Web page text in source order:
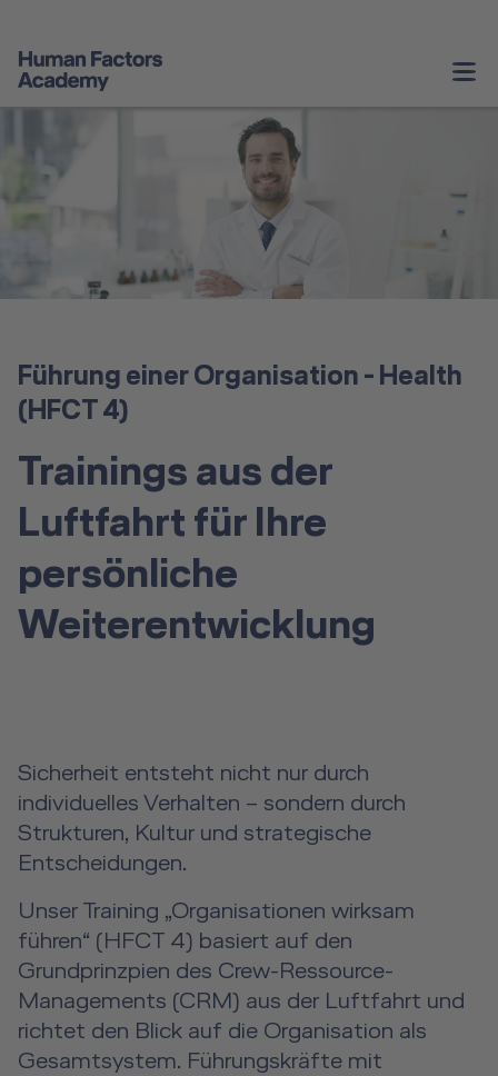
Unternehmenstrainings
Persönliche
Weiterentwicklung
Service & Informationen
Über Uns
Führung einer Organisation - Health
(HFCT 4)
Trainings aus der
Luftfahrt für Ihre
persönliche
Weiterentwicklung
Sicherheit entsteht nicht nur durch
individuelles Verhalten – sondern durch
Strukturen, Kultur und strategische
Entscheidungen.
Unser Training „Organisationen wirksam
führen“ (HFCT 4) basiert auf den
Grundprinzpien des Crew-Ressource-
Managements (CRM) aus der Luftfahrt und
richtet den Blick auf die Organisation als
Gesamtsystem. Führungskräfte mit